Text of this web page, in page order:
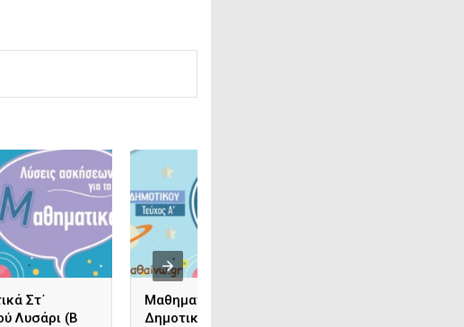
Στ΄
Λυσάρι (Β
Μαθηματικά Στ΄
Δημοτικού Λυσάρι (Α